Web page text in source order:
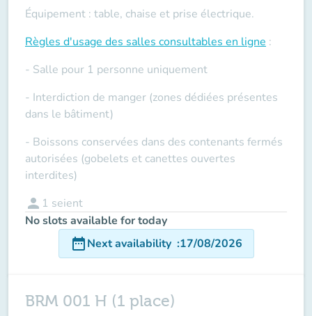
Équipement : table, chaise et prise électrique.
Règles d'usage des salles consultables en ligne :
- Salle pour 1 personne uniquement
- Interdiction de manger (zones dédiées présentes
dans le bâtiment)
- Boissons conservées dans des contenants fermés
autorisées (gobelets et canettes ouvertes
interdites)
person 1 seient
No slots available for today
date_rangeNext availability :17/08/2026
BRM 001 H (1 place)